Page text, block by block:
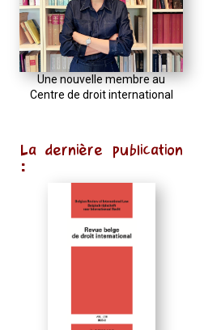
Une nouvelle membre au
Centre de droit international
La dernière publication
: